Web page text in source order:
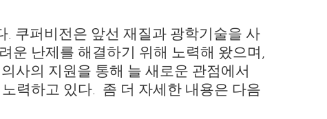
. 쿠퍼비전은 앞선 재질과 광학기술을 사
운 난제를 해결하기 위해 노력해 왔으며,
사의 지원을 통해 늘 새로운 관점에서
력하고 있다. 좀 더 자세한 내용은 다음